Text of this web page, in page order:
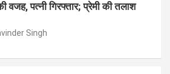
वजह, पत्नी गिरफ्तार; प्रेमी की तलाश
Singh